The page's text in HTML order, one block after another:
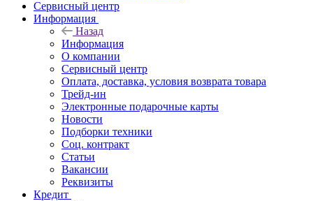
Сервисный центр
Информация
Назад
Информация
О компании
Сервисный центр
Оплата, доставка, условия возврата товара
Трейд-ин
Электронные подарочные карты
Новости
Подборки техники
Соц. контракт
Статьи
Вакансии
Реквизиты
Кредит